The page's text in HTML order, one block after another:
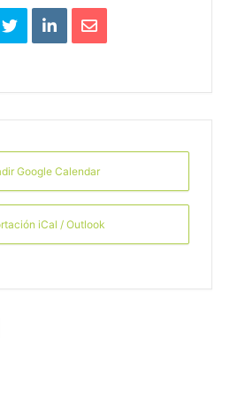
Google Calendar
iCal / Outlook